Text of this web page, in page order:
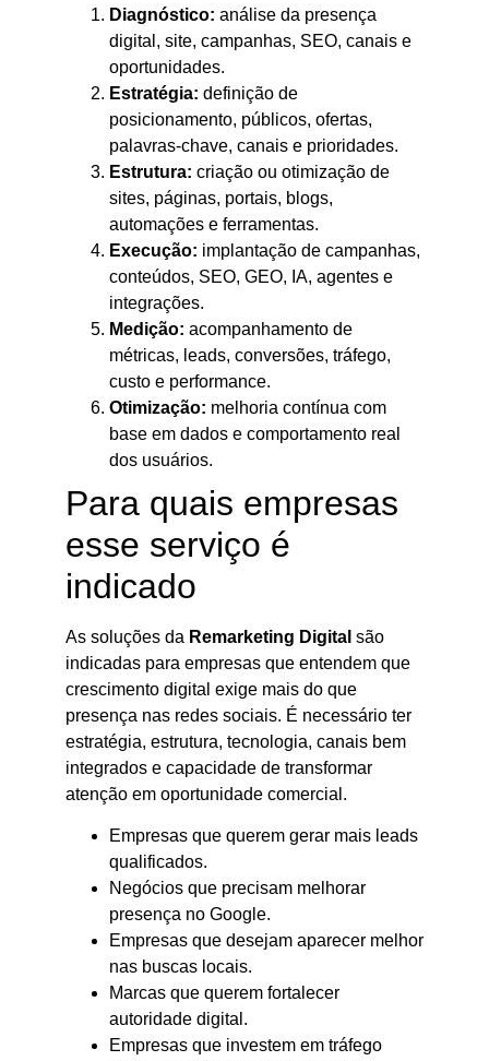
Diagnóstico: análise da presença
digital, site, campanhas, SEO, canais e
oportunidades.
Estratégia: definição de
posicionamento, públicos, ofertas,
palavras-chave, canais e prioridades.
Estrutura: criação ou otimização de
sites, páginas, portais, blogs,
automações e ferramentas.
Execução: implantação de campanhas,
conteúdos, SEO, GEO, IA, agentes e
integrações.
Medição: acompanhamento de
métricas, leads, conversões, tráfego,
custo e performance.
Otimização: melhoria contínua com
base em dados e comportamento real
dos usuários.
Para quais empresas
esse serviço é
indicado
As soluções da Remarketing Digital são
indicadas para empresas que entendem que
crescimento digital exige mais do que
presença nas redes sociais. É necessário ter
estratégia, estrutura, tecnologia, canais bem
integrados e capacidade de transformar
atenção em oportunidade comercial.
Empresas que querem gerar mais leads
qualificados.
Negócios que precisam melhorar
presença no Google.
Empresas que desejam aparecer melhor
nas buscas locais.
Marcas que querem fortalecer
autoridade digital.
Empresas que investem em tráfego